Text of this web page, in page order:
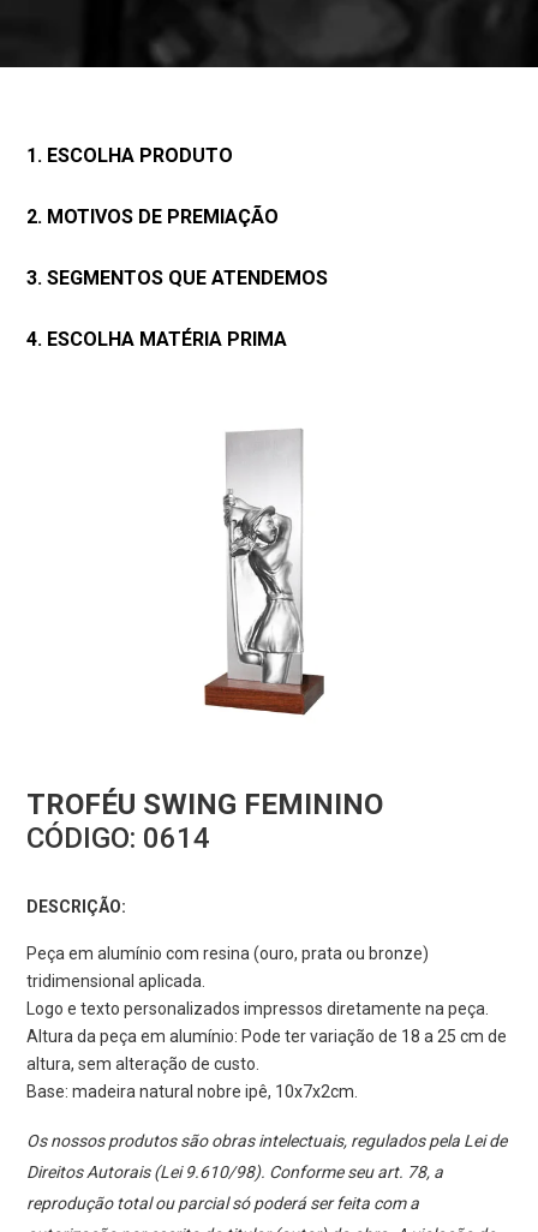
1. ESCOLHA PRODUTO
2. MOTIVOS DE PREMIAÇÃO
3. SEGMENTOS QUE ATENDEMOS
4. ESCOLHA MATÉRIA PRIMA
TROFÉU SWING FEMININO
CÓDIGO: 0614
DESCRIÇÃO:
Peça em alumínio com resina (ouro, prata ou bronze)
tridimensional aplicada.
Logo e texto personalizados impressos diretamente na peça.
Altura da peça em alumínio: Pode ter variação de 18 a 25 cm de
altura, sem alteração de custo.
Base: madeira natural nobre ipê, 10x7x2cm.
Os nossos produtos são obras intelectuais, regulados pela Lei de
Direitos Autorais (Lei 9.610/98). Conforme seu art. 78, a
reprodução total ou parcial só poderá ser feita com a